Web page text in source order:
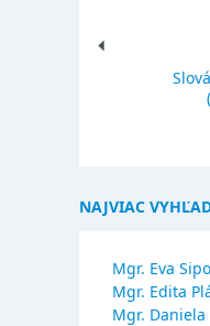
NAJVIAC
Mgr. Eva
Mgr. Edita
Mgr. Daniela